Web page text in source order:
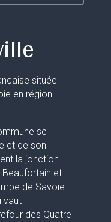
située
en région
se
et de son
la jonction
Beaufortain et
de Savoie.
vaut
des Quatre